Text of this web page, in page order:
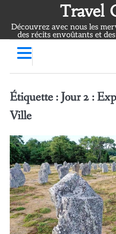
content
Travel
Découvrez avec nous les
des récits envoûtants et
Étiquette :Jour 2 :
Ville